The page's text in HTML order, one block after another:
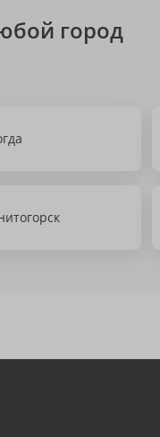
город